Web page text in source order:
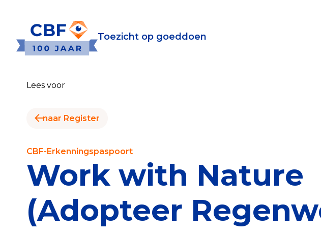
Toezicht op goeddoen
Toezicht op goeddoen
Publiek
Veilig geven met het CBF-keurmerk
Check het CBF-keurmerk van een goed
Lees voor
naar Register
CBF-Erkenningspaspoort
Work with Nature
(Adopteer